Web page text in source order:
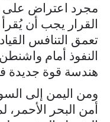
مجرد اعتراض على
القرار يجب أن
تعمق التنافس
النفوذ أمام
هندسة قوة جديدة
ومن اليمن إلى
أمن البحر